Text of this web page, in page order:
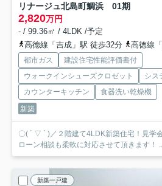
リナージュ北島町鯛浜 01期
2,820万円
- / 99.36㎡ / 4LDK /予定
高徳線「吉成」駅 徒歩32分
高徳線
都市ガス
建設住宅性能評価書付
ウォークインシューズクロゼット
シス
カウンターキッチン
食器洗い乾燥機
新築
〇( ´ ▽ ` )／２階建て4LDK新築住宅！見学
新築一戸建